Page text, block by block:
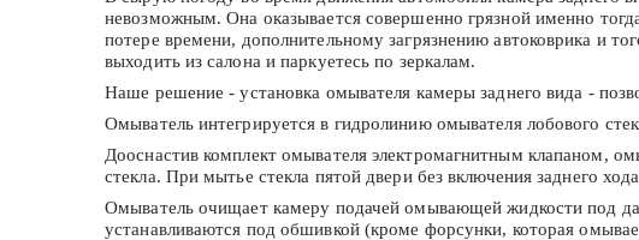
невозможным. Она оказывается совершенно грязной именно
потере времени, дополнительному загрязнению автоковрика и
выходить из салона и паркуетесь по зеркалам.
Наше решение - установка омывателя камеры заднего вида -
Омыватель интегрируется в гидролинию омывателя лобового
Дооснастив комплект омывателя электромагнитным клапаном,
стекла. При мытье стекла пятой двери без включения заднего
Омыватель очищает камеру подачей омывающей жидкости под
устанавливаются под обшивкой (кроме форсунки, которая